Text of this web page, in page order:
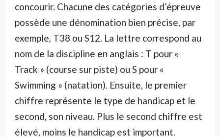
concourir. Chacune des catégories d’épreuve
possède une dénomination bien précise, par
exemple, T38 ou S12. La lettre correspond au
nom de la discipline en anglais : T pour «
Track » (course sur piste) ou S pour «
Swimming » (natation). Ensuite, le premier
chiffre représente le type de handicap et le
second, son niveau. Plus le second chiffre est
élevé, moins le handicap est important.